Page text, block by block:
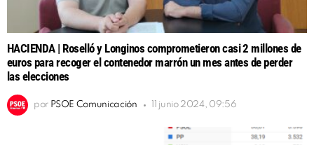
HACIENDA | Roselló y Longinos comprometieron casi 2 millones de
euros para recoger el contenedor marrón un mes antes de perder
las elecciones
por PSOE Comunicación 11 junio 2024, 09:56